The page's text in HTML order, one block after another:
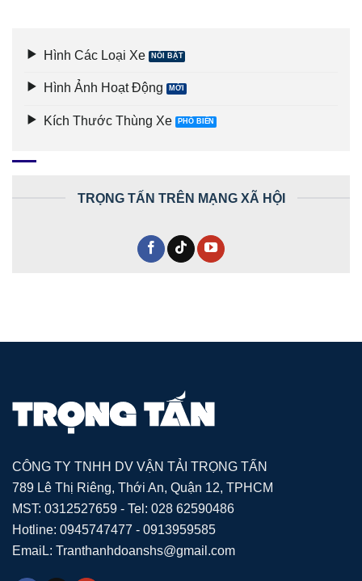
Hình Các Loại Xe
Hình Ảnh Hoạt Động
Kích Thước Thùng Xe
TRỌNG TẤN TRÊN MẠNG XÃ HỘI
CÔNG TY TNHH DV VẬN TẢI TRỌNG TẤN
789 Lê Thị Riêng, Thới An, Quận 12, TPHCM
MST: 0312527659 - Tel: 028 62590486
Hotline: 0945747477 - 0913959585
EmaiL: Tranthanhdoanshs@gmail.com